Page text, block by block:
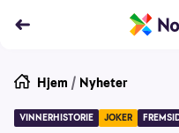
Hjem / Nyheter
VINNERHISTORIE JOKER